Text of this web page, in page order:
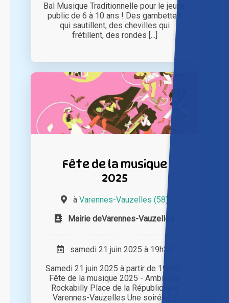
Bal Musique Traditionnelle pour le jeune
public de 6 à 10 ans ! Des gambettes
qui sautillent, des chevilles qui
frétillent, des rondes [...]
Fête de la musique
2025
à Varennes-Vauzelles (58)
Mairie deVarennes-Vauzelles
samedi 21 juin 2025 à 19h30
Samedi 21 juin 2025 à partir de 19h30 :
Fête de la musique 2025 - Ambiance
Rockabilly Place de la République à
Varennes-Vauzelles Une soirée [...]